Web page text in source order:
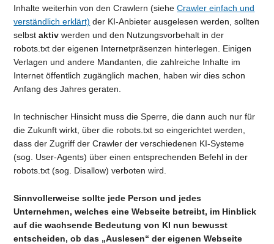
Inhalte weiterhin von den Crawlern (sieheCrawler einfach und
verständlich erklärt) der KI-Anbieter ausgelesen werden, sollten
selbstaktiv werden und den Nutzungsvorbehalt in der
robots.txt der eigenen Internetpräsenzen hinterlegen. Einigen
Verlagen und andere Mandanten, die zahlreiche Inhalte im
Internet öffentlich zugänglich machen, haben wir dies schon
Anfang des Jahres geraten.
In technischer Hinsicht muss die Sperre, die dann auch nur für
die Zukunft wirkt, über die robots.txt so eingerichtet werden,
dass der Zugriff der Crawler der verschiedenen KI-Systeme
(sog. User-Agents) über einen entsprechenden Befehl in der
robots.txt (sog. Disallow) verboten wird.
Sinnvollerweise sollte jede Person und jedes
Unternehmen, welches eine Webseite betreibt, im Hinblick
auf die wachsende Bedeutung von KI nun bewusst
entscheiden, ob das „Auslesen“ der eigenen Webseite